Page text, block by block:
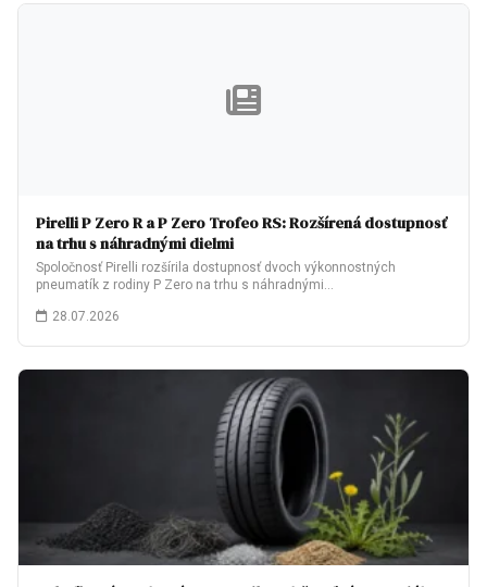
Pirelli P Zero R a P Zero Trofeo RS: Rozšírená dostupnosť
na trhu s náhradnými dielmi
Spoločnosť Pirelli rozšírila dostupnosť dvoch výkonnostných
pneumatík z rodiny P Zero na trhu s náhradnými…
28.07.2026